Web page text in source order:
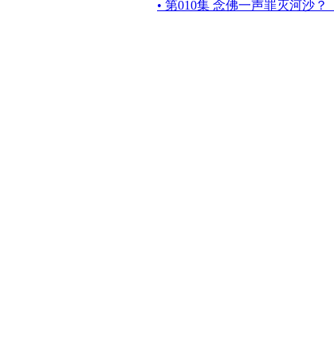
• 第010集 念佛一声罪灭河沙